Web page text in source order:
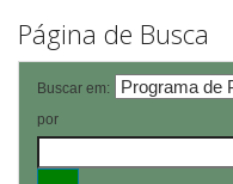
Página de Busca
Buscar em:
por